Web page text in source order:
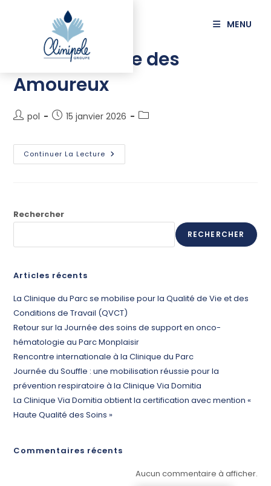
MENU
La Guinguette des
Amoureux
pol 15 janvier 2026
Continuer La Lecture
Rechercher
RECHERCHER
Articles récents
La Clinique du Parc se mobilise pour la Qualité de Vie et des
Conditions de Travail (QVCT)
Retour sur la Journée des soins de support en onco-
hématologie au Parc Monplaisir
Rencontre internationale à la Clinique du Parc
Journée du Souffle : une mobilisation réussie pour la
prévention respiratoire à la Clinique Via Domitia
La Clinique Via Domitia obtient la certification avec mention «
Haute Qualité des Soins »
Commentaires récents
Aucun commentaire à afficher.